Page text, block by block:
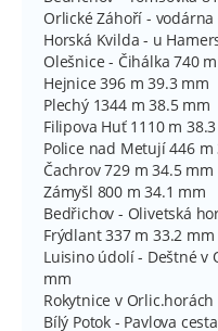
Orlické Záhoří -
Horská Kvilda - u
Olešnice - Čihálka 740
Hejnice 396 m 39.3 mm
Plechý 1344 m 38.5 mm
Filipova Huť 1110 m
Police nad Metují 446 m
Čachrov 729 m 34.5 mm
Zámyšl 800 m 34.1 mm
Bedřichov - Olivetská
Frýdlant 337 m 33.2 mm
Luisino údolí - Deštné v
mm
Rokytnice v
Bílý Potok - Pavlova